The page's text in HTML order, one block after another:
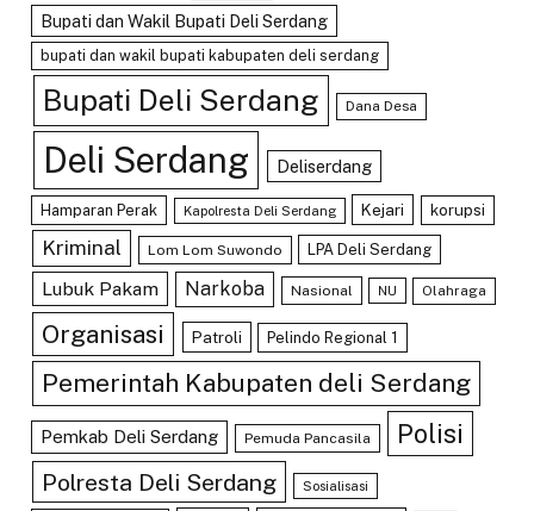
Bupati dan Wakil Bupati Deli Serdang
bupati dan wakil bupati kabupaten deli serdang
Bupati Deli Serdang Dana Desa
Deli Serdang Deliserdang
Hamparan Perak Kapolresta Deli Serdang Kejari korupsi
Kriminal Lom Lom Suwondo LPA Deli Serdang
Lubuk Pakam Narkoba Nasional NU Olahraga
Organisasi Patroli Pelindo Regional 1
Pemerintah Kabupaten deli Serdang
Pemkab Deli Serdang Pemuda Pancasila Polisi
Polresta Deli Serdang Sosialisasi